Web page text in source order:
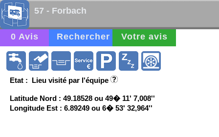
57 - Forbach
0 Avis Rechercher Votre avis
Etat : Lieu visité par l'équipe
Latitude Nord : 49.18528 ou 49� 11' 7,008''
Longitude Est : 6.89249 ou 6� 53' 32,964''